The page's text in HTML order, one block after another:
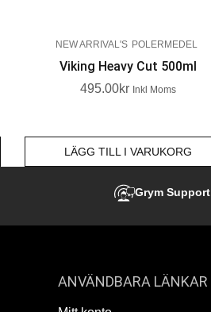
NEW ARRIVAL'S POLERMEDEL
Viking Heavy Cut 500ml
495.00Kr Inkl Moms
LÄGG TILL I VARUKORG
Grym Support
ANVÄNDBARA LÄNKAR